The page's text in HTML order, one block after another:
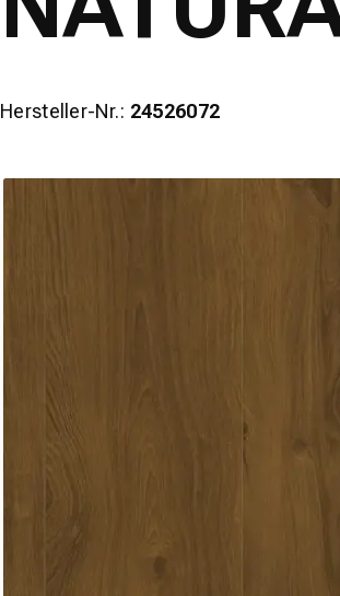
Hersteller-Nr.: 24526072